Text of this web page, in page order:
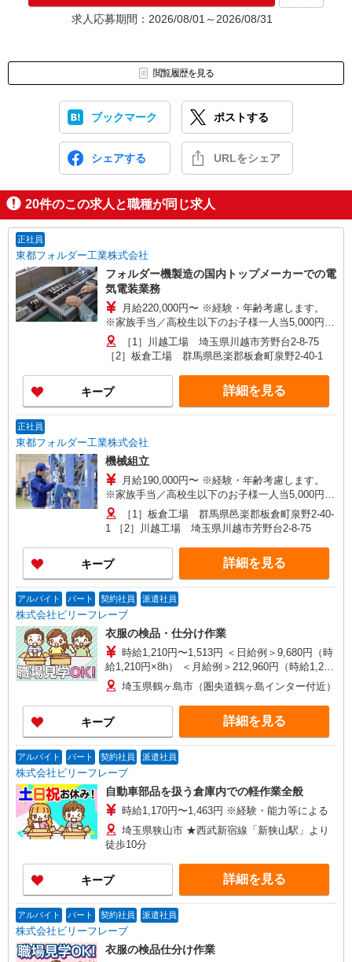
★入社前に配属先が決定する場合もございます。
いずれの場合も、入社された時点で給与が発生します。（当社規
株式会社テクノ・サービス 川越営業所
〒350-1123 埼玉県川越市脇田本町14-1 日本生命川越ビル4階
求人応募期間：2026/08/01～2026/08/31
閲覧履歴を見る
ブックマーク ポストする
シェアする URLをシェア
20件のこの求人と職種が同じ求人
正社員
東都フォルダー工業株式会社
フォルダー機製造の国内トップメーカーでの電
気電装業務
月給220,000円〜 ※経験・年齢考慮します。
※家族手当／高校生以下のお子様一人当5,000円
※賞与年2回、昇給年1回 （年収例） 39歳（入
社15年目）／540万円 （月給29万円＋賞与＋他手
当） 26歳（入社7年目）／420万円 （月給24万円
＋賞与＋他手当）
［1］川越工場 埼玉県川越市芳野台2-8-75
［2］板倉工場 群馬県邑楽郡板倉町泉野2-40-1
キープ 詳細を見る
正社員
東都フォルダー工業株式会社
機械組立
月給190,000円〜 ※経験・年齢考慮します。
※家族手当／高校生以下のお子様一人当5,000円
※賞与年2回、昇給年1回 （年収例） 39歳（入社
15年目）／540万円 （月給29万円＋賞与＋他手
当） 26歳（入社7年目）／420万円 （月給24万円
＋賞与＋他手当）
［1］板倉工場 群馬県邑楽郡板倉町泉野2-40-
1 ［2］川越工場 埼玉県川越市芳野台2-8-75
キープ 詳細を見る
アルバイト パート 契約社員 派遣社員
株式会社ビリーフレーブ
衣服の検品・仕分け作業
時給1,210円〜1,513円 ＜日給例＞9,680円（時
給1,210円×8h） ＜月給例＞212,960円（時給1,210
円×8h×22日） ※経験・能力等による
埼玉県鶴ヶ島市（圏央道鶴ヶ島インター付近）
キープ 詳細を見る
アルバイト パート 契約社員 派遣社員
株式会社ビリーフレーブ
自動車部品を扱う倉庫内での軽作業全般
時給1,170円〜1,463円 ※経験・能力等による
埼玉県狭山市 ★西武新宿線「新狭山駅」より
徒歩10分
キープ 詳細を見る
アルバイト パート 契約社員 派遣社員
株式会社ビリーフレーブ
衣服の検品仕分け作業